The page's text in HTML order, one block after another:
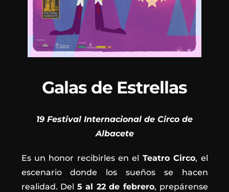
Galas de Estrellas
19 Festival Internacional de Circo de
Albacete
Es un honor recibirles en el Teatro Circo, el
escenario donde los sueños se hacen
realidad. Del 5 al 22 de febrero, prepárense